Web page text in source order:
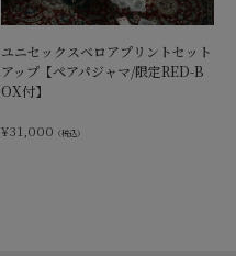
ユニセックスベロアプリントセット
アップ【ペアパジャマ/限定RED-B
OX付】
¥31,000 （税込）